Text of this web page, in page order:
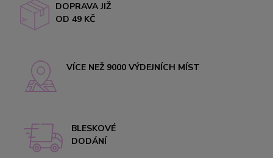
DOPRAVA JIŽ
OD 49 KČ
VÍCE NEŽ 9000 VÝDEJNÍCH MÍST
BLESKOVÉ
DODÁNÍ